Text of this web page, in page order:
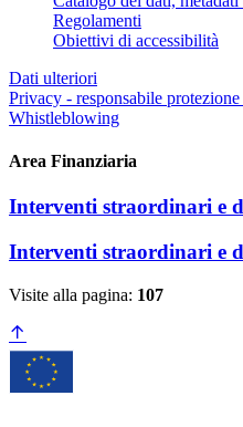
Regolamenti
Obiettivi di accessibilità
Dati ulteriori
Privacy - responsabile protezione
Whistleblowing
Area Finanziaria
Interventi straordinari e
Interventi straordinari e
Visite alla pagina: 107